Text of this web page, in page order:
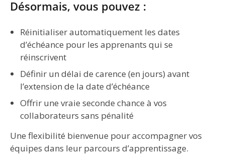
Désormais, vous pouvez :
Réinitialiser automatiquement les dates
d’échéance pour les apprenants qui se
réinscrivent
Définir un délai de carence (en jours) avant
l’extension de la date d’échéance
Offrir une vraie seconde chance à vos
collaborateurs sans pénalité
Une flexibilité bienvenue pour accompagner vos
équipes dans leur parcours d’apprentissage.